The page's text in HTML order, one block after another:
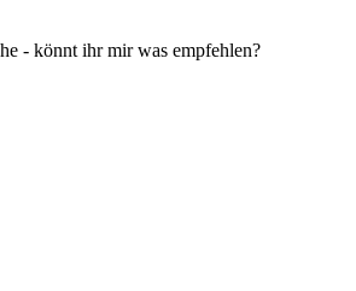
- könnt ihr mir was empfehlen?